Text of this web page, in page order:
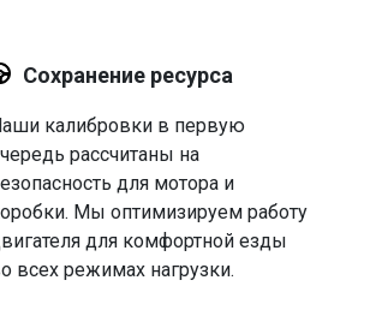
Сохранение ресурса
калибровки в первую
рассчитаны на
для мотора и
Мы оптимизируем работу
для комфортной езды
всех режимах нагрузки.